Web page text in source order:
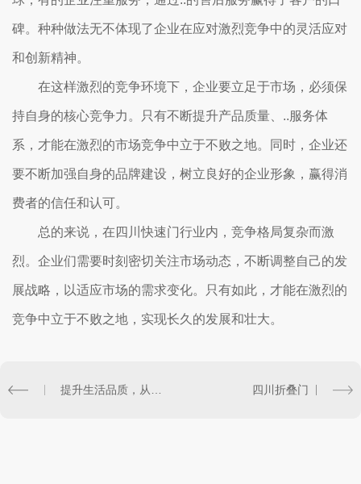
碑。种种做法无不体现了企业在应对激烈竞争中的灵活应对
和创新精神。
在这样激烈的竞争环境下，企业要立足于市场，必须保
持自身的核心竞争力。只有不断提升产品质量、..服务体
系，才能在激烈的市场竞争中立于不败之地。同时，企业还
要不断加强自身的品牌建设，树立良好的企业形象，赢得消
费者的信任和认可。
总的来说，在四川快速门行业内，竞争格局复杂而激
烈。企业们需要时刻密切关注市场动态，不断调整自己的发
展战略，以适应市场的需求变化。只有如此，才能在激烈的
竞争中立于不败之地，实现长久的发展和壮大。
四川折叠门